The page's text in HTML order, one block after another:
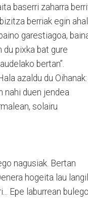
baserri zaharra
berriak egin ahal
garestiagoa,
du pixka bat gure
bertan”.
azaldu du Oihanak:
nahi duen jendea
solairu
nagusiak. Bertan
hogeita lau
Epe laburrean